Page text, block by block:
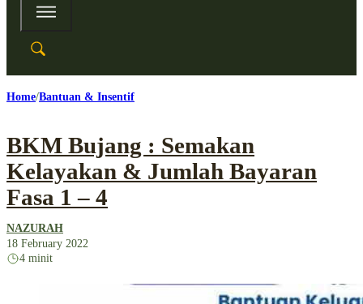
Home Bantuan & Insentif
BKM Bujang : Semakan
Kelayakan & Jumlah Bayaran
Fasa 1 – 4
NAZURAH
18 February 2022
4 minit